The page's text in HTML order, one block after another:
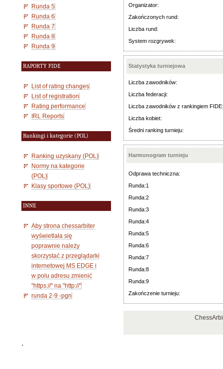
Runda 5
Runda 6
Runda 7
Runda 8
Runda 9
RAPORTY FIDE
List of rating changes
List of registration
Rating performance
IRL Reports
Rankingi i kategorie (POL)
Ranking uzyskany (POL)
Normy na kategorie
(POL)
Klasy sportowe (POL)
INNE
Aby strona chessarbiter
wyświetlała się
poprawnie należy
skorzystać z przeglądarki
internetowej MS EDGE i
w polu adresu zmienić
"https://" na "http://"
runda 2-9 -pgn
Organizator:
Zakończonych rund:
Liczba rund:
System rozgrywek:
Statystyka turniejowa
Liczba zawodników:
Liczba federacji:
Liczba zawodników z rankingiem FIDE:
Liczba kobiet:
Średni ranking turnieju:
Harmonogram turnieju
Odprawa techniczna:
Runda:1
Runda:2
Runda:3
Runda:4
Runda:5
Runda:6
Runda:7
Runda:8
Runda:9
Zakończenie turnieju:
'